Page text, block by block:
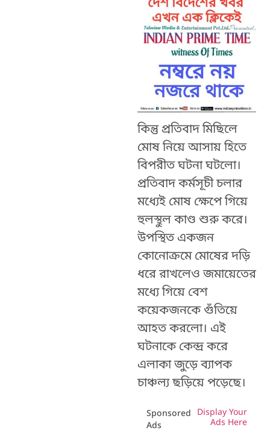
কিন্তু প্রতিবাদ মিছিলে
মোষ নিয়ে আসায় হিতে
বিপরীত ঘটনা ঘটলো।
প্রতিবাদ কর্মসূচী চলার
মধ্যেই মোষ ক্ষেপে গিয়ে
হুলস্থুল কাণ্ড শুরু করে।
উপস্থিত একজন
কোনোক্রমে মোষের দড়ি
ধরে রাখলেও জমায়েতের
মধ্যে গিয়ে বেশ
কয়েকজনকে গুঁতিয়ে
আহত করলো। এই
ঘটনাকে কেন্দ্র করে
এলাকা জুড়ে ব্যাপক
চাঞ্চল্য ছড়িয়ে পড়েছে।
Sponsored
Ads
Display Your
Ads Here